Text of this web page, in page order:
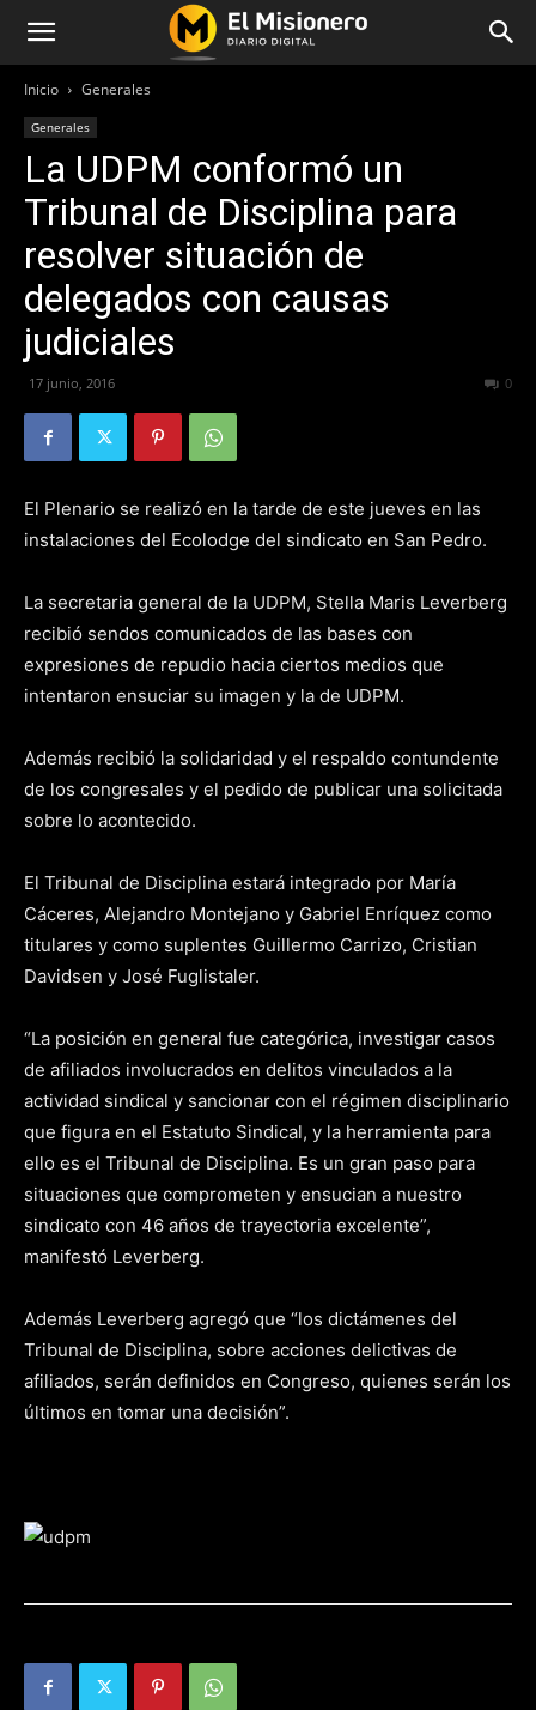
Inicio Generales
Generales
La UDPM conformó un
Tribunal de Disciplina para
resolver situación de
delegados con causas
judiciales
17 junio, 2016 0
El Plenario se realizó en la tarde de este jueves en las
instalaciones del Ecolodge del sindicato en San Pedro.
La secretaria general de la UDPM, Stella Maris Leverberg
recibió sendos comunicados de las bases con
expresiones de repudio hacia ciertos medios que
intentaron ensuciar su imagen y la de UDPM.
Además recibió la solidaridad y el respaldo contundente
de los congresales y el pedido de publicar una solicitada
sobre lo acontecido.
El Tribunal de Disciplina estará integrado por María
Cáceres, Alejandro Montejano y Gabriel Enríquez como
titulares y como suplentes Guillermo Carrizo, Cristian
Davidsen y José Fuglistaler.
“La posición en general fue categórica, investigar casos
de afiliados involucrados en delitos vinculados a la
actividad sindical y sancionar con el régimen disciplinario
que figura en el Estatuto Sindical, y la herramienta para
ello es el Tribunal de Disciplina. Es un gran paso para
situaciones que comprometen y ensucian a nuestro
sindicato con 46 años de trayectoria excelente”,
manifestó Leverberg.
Además Leverberg agregó que “los dictámenes del
Tribunal de Disciplina, sobre acciones delictivas de
afiliados, serán definidos en Congreso, quienes serán los
últimos en tomar una decisión”.